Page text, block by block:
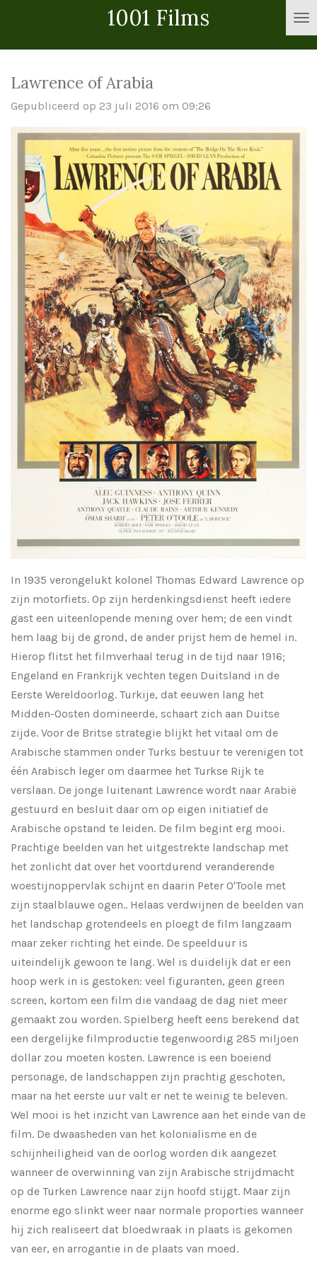
hoofdinhoud
1001 Films
Lawrence of Arabia
Gepubliceerd op 23 juli 2016 om 09:26
In 1935 verongelukt kolonel Thomas Edward Lawrence op
zijn motorfiets. Op zijn herdenkingsdienst heeft iedere
gast een uiteenlopende mening over hem; de een vindt
hem laag bij de grond, de ander prijst hem de hemel in.
Hierop flitst het filmverhaal terug in de tijd naar 1916;
Engeland en Frankrijk vechten tegen Duitsland in de
Eerste Wereldoorlog. Turkije, dat eeuwen lang het
Midden-Oosten domineerde, schaart zich aan Duitse
zijde. Voor de Britse strategie blijkt het vitaal om de
Arabische stammen onder Turks bestuur te verenigen tot
één Arabisch leger om daarmee het Turkse Rijk te
verslaan. De jonge luitenant Lawrence wordt naar Arabië
gestuurd en besluit daar om op eigen initiatief de
Arabische opstand te leiden. De film begint erg mooi.
Prachtige beelden van het uitgestrekte landschap met
het zonlicht dat over het voortdurend veranderende
woestijnoppervlak schijnt en daarin Peter O'Toole met
zijn staalblauwe ogen.. Helaas verdwijnen de beelden van
het landschap grotendeels en ploegt de film langzaam
maar zeker richting het einde. De speelduur is
uiteindelijk gewoon te lang. Wel is duidelijk dat er een
hoop werk in is gestoken: veel figuranten, geen green
screen, kortom een film die vandaag de dag niet meer
gemaakt zou worden. Spielberg heeft eens berekend dat
een dergelijke filmproductie tegenwoordig 285 miljoen
dollar zou moeten kosten. Lawrence is een boeiend
personage, de landschappen zijn prachtig geschoten,
maar na het eerste uur valt er net te weinig te beleven.
Wel mooi is het inzicht van Lawrence aan het einde van de
film. De dwaasheden van het kolonialisme en de
schijnheiligheid van de oorlog worden dik aangezet
wanneer de overwinning van zijn Arabische strijdmacht
op de Turken Lawrence naar zijn hoofd stijgt. Maar zijn
enorme ego slinkt weer naar normale proporties wanneer
hij zich realiseert dat bloedwraak in plaats is gekomen
van eer, en arrogantie in de plaats van moed.